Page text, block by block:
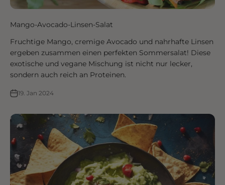
Mango-Avocado-Linsen-Salat
Fruchtige Mango, cremige Avocado und nahrhafte Linsen
ergeben zusammen einen perfekten Sommersalat! Diese
exotische und vegane Mischung ist nicht nur lecker,
sondern auch reich an Proteinen.
19. Jan 2024